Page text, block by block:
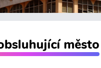
město